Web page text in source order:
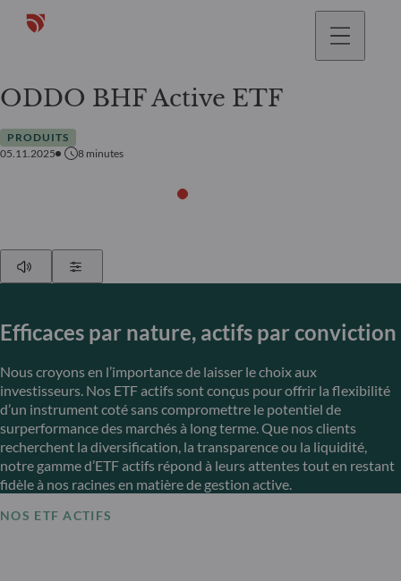
ODDO BHF Active ETF
PRODUITS
05.11.2025
8 minutes
Efficaces par nature, actifs par conviction
Nous croyons en l’importance de laisser le choix aux
investisseurs. Nos ETF actifs sont conçus pour offrir la flexibilité
d’un instrument coté sans compromettre le potentiel de
surperformance des marchés à long terme. Que nos clients
recherchent la diversification, la transparence ou la liquidité,
notre gamme d’ETF actifs répond à leurs attentes tout en restant
fidèle à nos racines en matière de gestion active.
NOS ETF ACTIFS